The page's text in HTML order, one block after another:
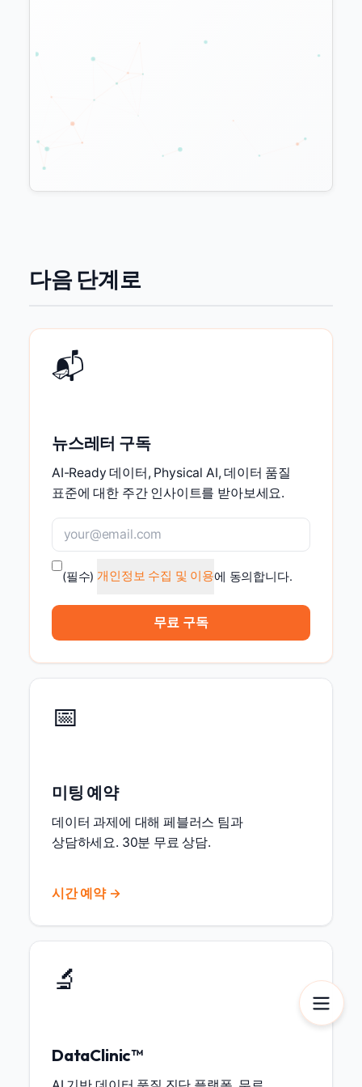
다음 단계로
📬
뉴스레터 구독
AI-Ready 데이터, Physical AI, 데이터 품질
표준에 대한 주간 인사이트를 받아보세요.
(필수) 개인정보 수집 및 이용에 동의합니다.
무료 구독
📅
미팅 예약
데이터 과제에 대해 페블러스 팀과
상담하세요. 30분 무료 상담.
시간 예약 →
🔬
DataClinic™